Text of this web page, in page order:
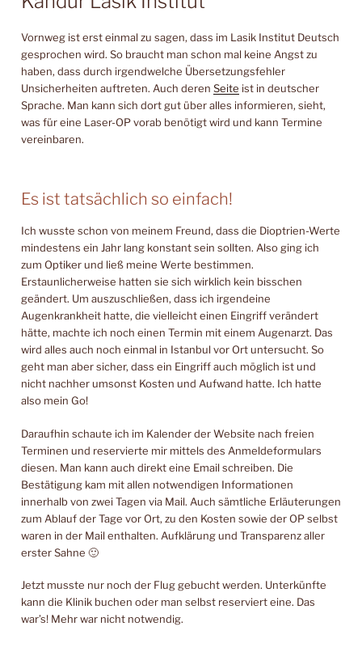
Vornweg ist erst einmal zu sagen, dass im Lasik Institut Deutsch
gesprochen wird. So braucht man schon mal keine Angst zu
haben, dass durch irgendwelche Übersetzungsfehler
Unsicherheiten auftreten. Auch deren Seite ist in deutscher
Sprache. Man kann sich dort gut über alles informieren, sieht,
was für eine Laser-OP vorab benötigt wird und kann Termine
vereinbaren.
Es ist tatsächlich so einfach!
Ich wusste schon von meinem Freund, dass die Dioptrien-Werte
mindestens ein Jahr lang konstant sein sollten. Also ging ich
zum Optiker und ließ meine Werte bestimmen.
Erstaunlicherweise hatten sie sich wirklich kein bisschen
geändert. Um auszuschließen, dass ich irgendeine
Augenkrankheit hatte, die vielleicht einen Eingriff verändert
hätte, machte ich noch einen Termin mit einem Augenarzt. Das
wird alles auch noch einmal in Istanbul vor Ort untersucht. So
geht man aber sicher, dass ein Eingriff auch möglich ist und
nicht nachher umsonst Kosten und Aufwand hatte. Ich hatte
also mein Go!
Daraufhin schaute ich im Kalender der Website nach freien
Terminen und reservierte mir mittels des Anmeldeformulars
diesen. Man kann auch direkt eine Email schreiben. Die
Bestätigung kam mit allen notwendigen Informationen
innerhalb von zwei Tagen via Mail. Auch sämtliche Erläuterungen
zum Ablauf der Tage vor Ort, zu den Kosten sowie der OP selbst
waren in der Mail enthalten. Aufklärung und Transparenz aller
erster Sahne 🙂
Jetzt musste nur noch der Flug gebucht werden. Unterkünfte
kann die Klinik buchen oder man selbst reserviert eine. Das
war’s! Mehr war nicht notwendig.